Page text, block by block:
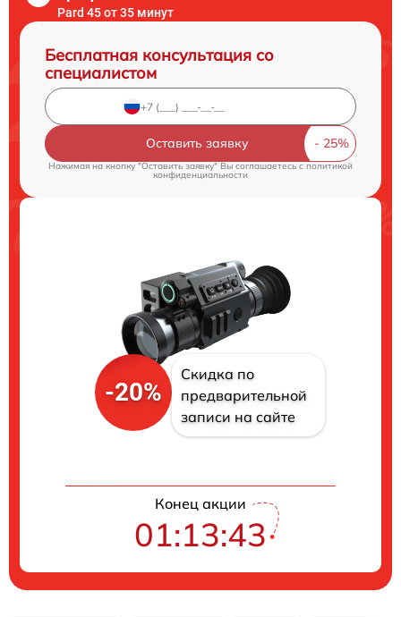
Pard 45 от 35 минут
Бесплатная консультация со
специалистом
Оставить заявку
Нажимая на кнопку "Оставить заявку" Вы соглашаетесь c политикой
конфиденциальности
-20%
Скидка по
предварительной
записи на сайте
Конец акции
01:13:42